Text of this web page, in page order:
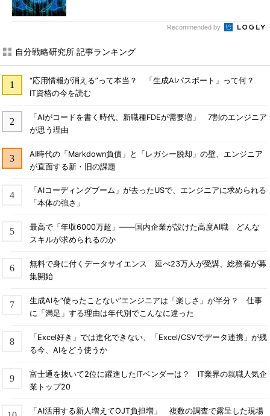
Recommended by
自分戦略研究所 記事ランキング
“応用情報が消える”って本当？ 「生成AIパスポート」って何？
IT資格の今を読む
「AIがコードを書く時代、新職種FDEが需要増」 7割のエンジニア
が思う理由
AI時代の「Markdown負債」と「レガシー脱却」の壁、エンジニア
が直面する新・旧の課題
「AIコーディングブーム」が去ったUSで、エンジニアに求められる
「本体の強さ」
最高で「年収6000万超」――国内企業が設けた高度AI職 どんな
スキルが求められるのか
無料で身に付くデータサイエンス 延べ23万人が受講、総務省が募
集開始
生成AIを“使ったことない”エンジニアは「楽しさ」が半分？ 仕事
に「満足」する理由は年代別でこんなに違った
「Excel好き」では進化できない、「Excel/CSVでデータ連携」が残
る今、AIをどう使うか
富士通を抜いて2位に躍進したITベンダーは？ IT業界の就職人気企
業トップ20
「AI活用する新人増えてOJT負担増」 複数の調査で露呈した現場